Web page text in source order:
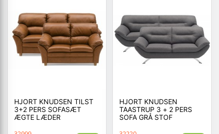
HJORT KNUDSEN TILST
3+2 PERS SOFASÆT
ÆGTE LÆDER
HJORT KNUDSEN
TAASTRUP 3 + 2 PERS
SOFA GRÅ STOF